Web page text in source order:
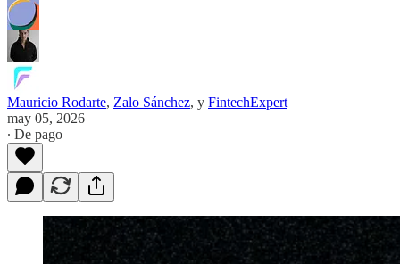
Mauricio Rodarte, Zalo Sánchez, y FintechExpert
may 05, 2026
∙ De pago